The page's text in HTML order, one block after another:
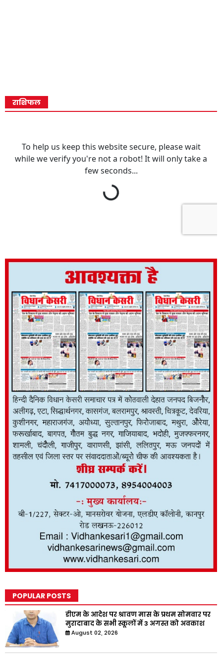
राशिफल
POPULAR POSTS
डीएम के आदेश पर श्रावण मास के प्रथम सोमवार पर
मुरादाबाद के सभी स्कूलों में 3 अगस्त को अवकाश
August 02, 2026